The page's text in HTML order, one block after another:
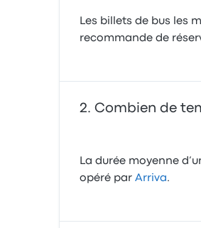
Les billets de bus les
recommande de
Combien de
La durée moyenne
opéré par Arriva.